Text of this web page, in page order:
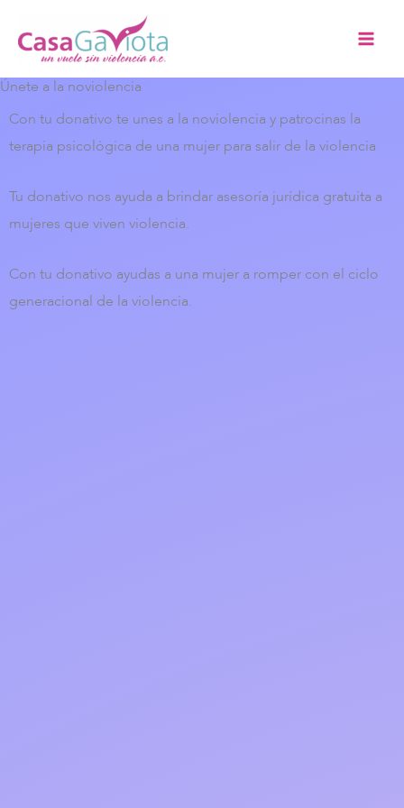
contenido
Únete a la noviolencia
Con tu donativo te unes a la noviolencia y patrocinas la
terapia psicológica de una mujer para salir de la violencia
Tu donativo nos ayuda a brindar asesoría jurídica gratuita a
mujeres que viven violencia.
Con tu donativo ayudas a una mujer a romper con el ciclo
generacional de la violencia.